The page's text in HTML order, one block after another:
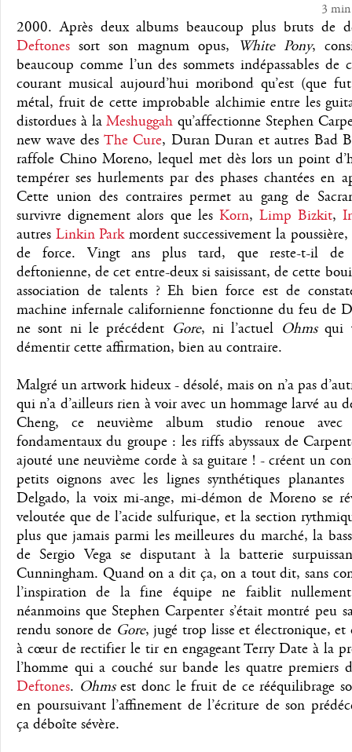
3 min
2000. Après deux albums beaucoup plus bruts de
Deftones sort son magnum opus, White Pony,
beaucoup comme l’un des sommets indépassables de
courant musical aujourd’hui moribond qu’est (que
métal, fruit de cette improbable alchimie entre les
distordues à laMeshuggah qu’affectionne Stephen
new wave des The Cure, Duran Duran et autres Bad
raffole Chino Moreno, lequel met dès lors un point
tempérer ses hurlements par des phases chantées en
Cette union des contraires permet au gang de
survivre dignement alors que les Korn,Limp Bizkit,
autres Linkin Parkmordent successivement la
de force. Vingt ans plus tard, que reste-t-il de
deftonienne, de cet entre-deux si saisissant, de cette
association de talents ? Eh bien force est de
machine infernale californienne fonctionne du feu de
ne sont ni le précédent Gore, ni l’actuel Ohmsqui
démentir cette affirmation, bien au contraire.
Malgré un artwork hideux - désolé, mais on n’a pas
qui n’a d’ailleurs rien à voir avec un hommage larvé au
Cheng, ce neuvième album studio renoue
fondamentaux du groupe : les riffs abyssaux de
ajouté une neuvième corde à sa guitare ! - créent un
petits oignons avec les lignes synthétiques
Delgado, la voix mi-ange, mi-démon de Moreno se
veloutée que de l’acide sulfurique, et la section
plus que jamais parmi les meilleures du marché, la
de Sergio Vega se disputant à la batterie
Cunningham. Quand on a dit ça, on a tout dit, sans
l’inspiration de la fine équipe ne faiblit
néanmoins que Stephen Carpenter s’était montré peu
rendu sonore de Gore, jugé trop lisse et électronique, et
à cœur de rectifier le tir en engageant Terry Date à la
l’homme qui a couché sur bande les quatre premiers
Deftones. Ohmsest donc le fruit de ce rééquilibrage
en poursuivant l’affinement de l’écriture de son
ça déboîte sévère.